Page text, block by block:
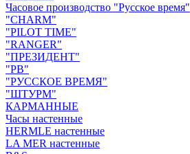
Часовое производство "Русское время"
"CHARM"
"PILOT TIME"
"RANGER"
"ПРЕЗИДЕНТ"
"РВ"
"РУССКОЕ ВРЕМЯ"
"ШТУРМ"
КАРМАННЫЕ
Часы настенные
HERMLE настенные
LA MER настенные